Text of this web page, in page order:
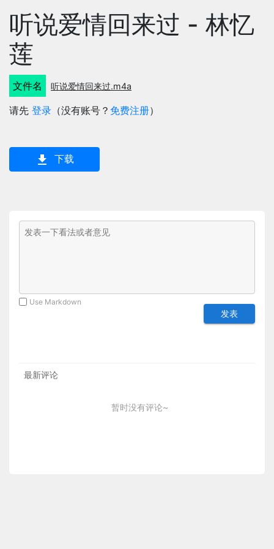
听说爱情回来过 - 林忆
莲
文件名 听说爱情回来过.m4a
请先 登录 （没有账号？ 免费注册）
下载
Use Markdown
发表
最新评论
暂时没有评论~